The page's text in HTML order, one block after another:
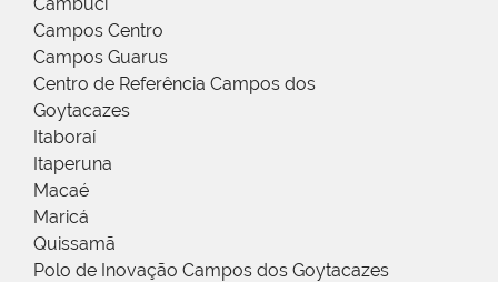
Campos Centro
Campos Guarus
Centro de Referência Campos dos
Goytacazes
Itaboraí
Itaperuna
Macaé
Maricá
Quissamã
Polo de Inovação Campos dos Goytacazes